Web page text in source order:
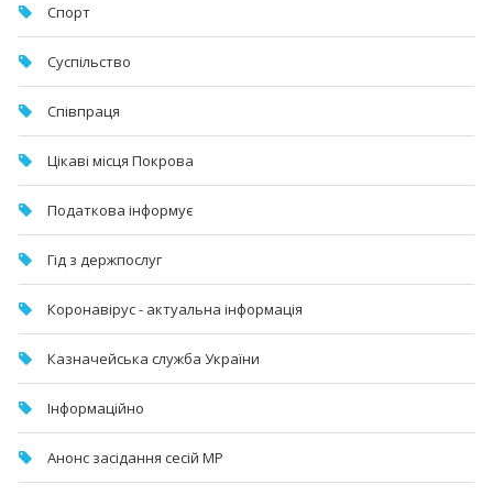
Спорт
Суспільство
Співпраця
Цікаві місця Покрова
Податкова інформує
Гід з держпослуг
Коронавірус - актуальна інформація
Казначейська служба України
Інформаційно
Анонс засідання сесій МР